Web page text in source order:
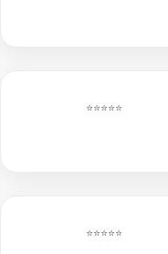
⭐⭐⭐⭐⭐
⭐⭐⭐⭐⭐